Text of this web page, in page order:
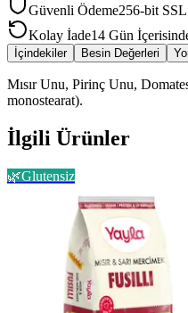
Güvenli Ödeme256-bit SSL
Kolay İade14 Gün
İçindekiler Besin Değerleri
Mısır Unu, Pirinç Unu,
monostearat).
İlgili Ürünler
🌿Glutensiz